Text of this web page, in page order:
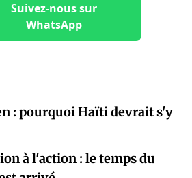
Suivez-nous sur
WhatsApp
: pourquoi Haïti devrait s'y
à l'action : le temps du